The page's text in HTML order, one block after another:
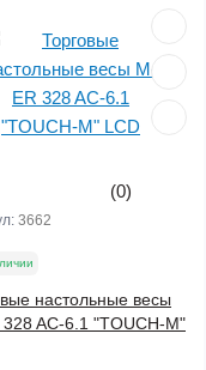
(0)
3662
настольные весы
328 AC-6.1 "TOUCH-M"